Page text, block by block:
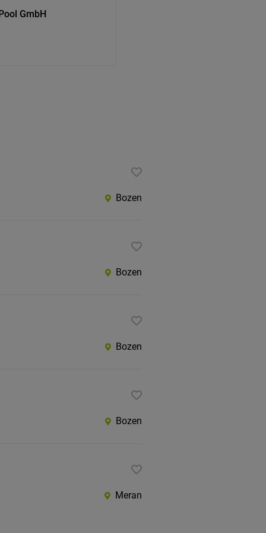
GmbH
Bozen
Bozen
Bozen
Bozen
Meran